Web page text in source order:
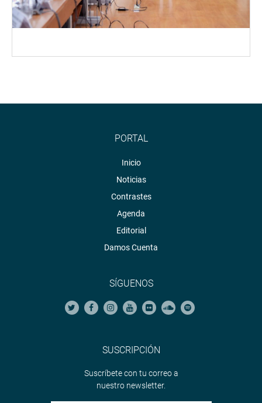
PORTAL
Inicio
Noticias
Contrastes
Agenda
Editorial
Damos Cuenta
SÍGUENOS
SUSCRIPCIÓN
Suscríbete con tu correo a
nuestro newsletter.